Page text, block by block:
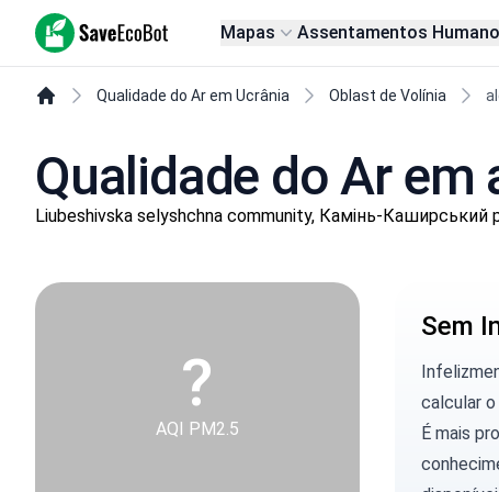
SaveEcoBot Mapas Assentamentos
Qualidade do Ar em Ucrânia Oblast de Volínia
Qualidade do Ar em
Liubeshivska selyshchna community, Камінь-Каширський
?
AQI PM2.5
Sem
calcular o
É mais